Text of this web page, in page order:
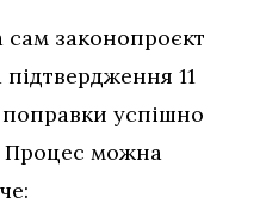
законопроєкт
11
успішно
Процес можна